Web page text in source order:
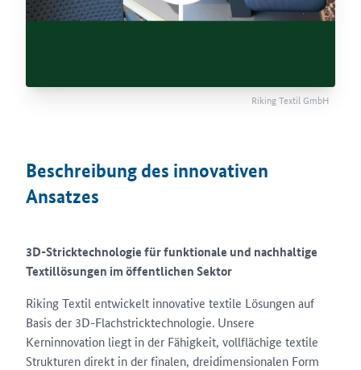
Riking Textil GmbH
Beschreibung des innovativen
Ansatzes
3D-Stricktechnologie für funktionale und nachhaltige
Textillösungen im öffentlichen Sektor
Riking Textil entwickelt innovative textile Lösungen auf
Basis der 3D-Flachstricktechnologie. Unsere
Kerninnovation liegt in der Fähigkeit, vollflächige textile
Strukturen direkt in der finalen, dreidimensionalen Form